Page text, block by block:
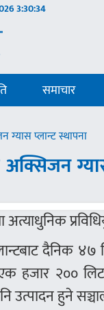
3:30:34
समाचार
प्लान्ट स्थापना
दैनिक
२००
उत्पादन हुने